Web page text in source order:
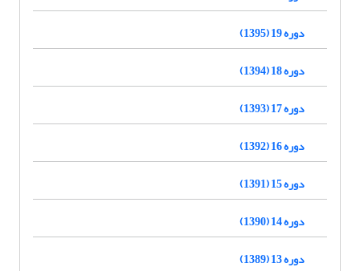
دوره 19 (1395)
دوره 18 (1394)
دوره 17 (1393)
دوره 16 (1392)
دوره 15 (1391)
دوره 14 (1390)
دوره 13 (1389)